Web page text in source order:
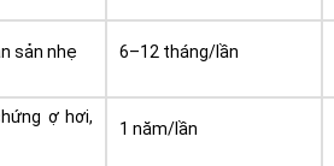
sản nhẹ 6–12 tháng/lần
ợ hơi,
1 năm/lần